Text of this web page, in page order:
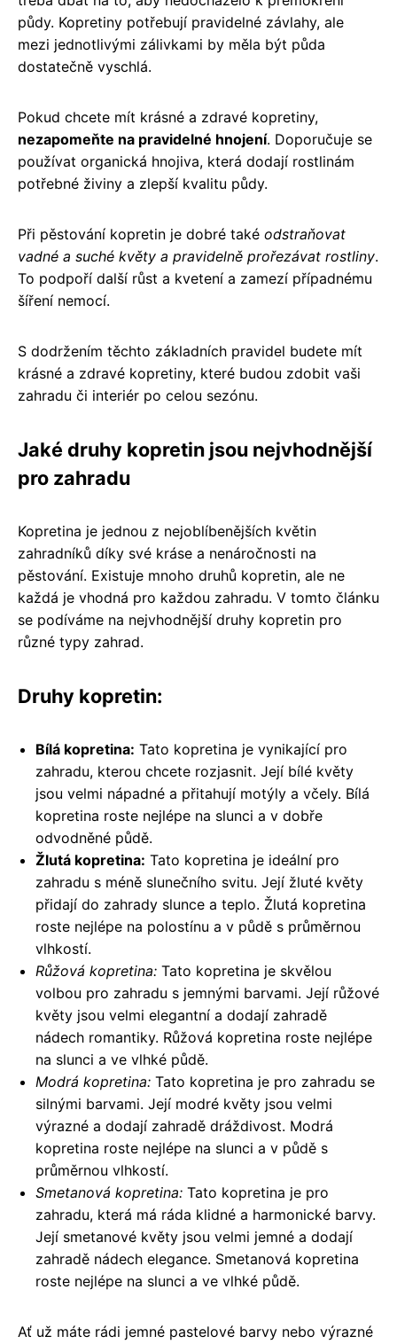
půdy. Kopretiny potřebují pravidelné závlahy, ale
mezi jednotlivými zálivkami by měla být půda
dostatečně vyschlá.
Pokud chcete mít krásné a zdravé kopretiny,
nezapomeňte na pravidelné hnojení. Doporučuje se
používat organická hnojiva, která dodají rostlinám
potřebné živiny a zlepší kvalitu půdy.
Při pěstování kopretin je dobré také odstraňovat
vadné a suché květy a pravidelně prořezávat rostliny.
To podpoří další růst a kvetení a zamezí případnému
šíření nemocí.
S dodržením těchto základních pravidel budete mít
krásné a zdravé kopretiny, které budou zdobit vaši
zahradu či interiér po celou sezónu.
Jaké druhy kopretin jsou nejvhodnější
pro zahradu
Kopretina je jednou z nejoblíbenějších květin
zahradníků díky své kráse a nenáročnosti na
pěstování. Existuje mnoho druhů kopretin, ale ne
každá je vhodná pro každou zahradu. V tomto článku
se podíváme na nejvhodnější druhy kopretin pro
různé typy zahrad.
Druhy kopretin:
Bílá kopretina: Tato kopretina je vynikající pro
zahradu, kterou chcete rozjasnit. Její bílé květy
jsou velmi nápadné a přitahují motýly a včely. Bílá
kopretina roste nejlépe na slunci a v dobře
odvodněné půdě.
Žlutá kopretina: Tato kopretina je ideální pro
zahradu s méně slunečního svitu. Její žluté květy
přidají do zahrady slunce a teplo. Žlutá kopretina
roste nejlépe na polostínu a v půdě s průměrnou
vlhkostí.
Růžová kopretina: Tato kopretina je skvělou
volbou pro zahradu s jemnými barvami. Její růžové
květy jsou velmi elegantní a dodají zahradě
nádech romantiky. Růžová kopretina roste nejlépe
na slunci a ve vlhké půdě.
Modrá kopretina: Tato kopretina je pro zahradu se
silnými barvami. Její modré květy jsou velmi
výrazné a dodají zahradě dráždivost. Modrá
kopretina roste nejlépe na slunci a v půdě s
průměrnou vlhkostí.
Smetanová kopretina: Tato kopretina je pro
zahradu, která má ráda klidné a harmonické barvy.
Její smetanové květy jsou velmi jemné a dodají
zahradě nádech elegance. Smetanová kopretina
roste nejlépe na slunci a ve vlhké půdě.
Ať už máte rádi jemné pastelové barvy nebo výrazné